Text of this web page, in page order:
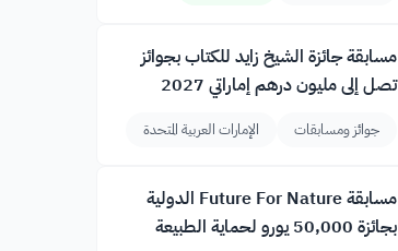
مسابقة جائزة الشيخ زايد للكتاب بجوائز
تصل إلى مليون درهم إماراتي 2027
جوائز ومسابقات الإمارات العربية المتحدة
مسابقة Future For Nature الدولية
بجائزة 50,000 يورو لحماية الطبيعة